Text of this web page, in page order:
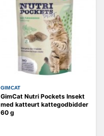
GIMCAT
GimCat Nutri Pockets Insekt
med katteurt kattegodbidder
60 g